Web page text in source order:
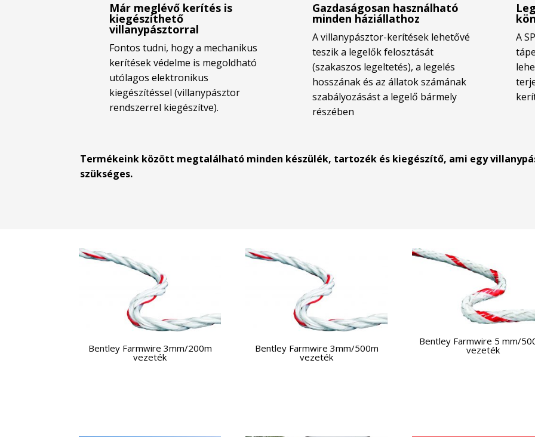
Már meglévő kerítés is
kiegészíthető
villanypásztorral
Fontos tudni, hogy a mechanikus
kerítések védelme is megoldható
utólagos elektronikus
kiegészítéssel (villanypásztor
rendszerrel kiegészítve).
Gazdaságosan használható
minden háziállathoz
A villanypásztor-kerítések lehetővé
teszik a legelők felosztását
(szakaszos legeltetés), a legelés
hosszának és az állatok számának
szabályozásást a legelő bármely
részében
A
Termékeink között megtalálható minden készülék, tartozék és kiegészítő, ami egy
szükséges.
Bentley Farmwire 3mm/200m
vezeték
Bentley Farmwire 3mm/500m
vezeték
Bentley Farmwire 5 mm/
vezeték